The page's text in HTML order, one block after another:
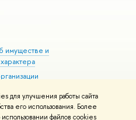
для улучшения работы сайта
его использования. Более
файлов cookies
имуществе и
здоровья